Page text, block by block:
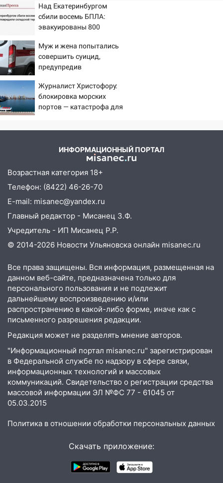
06.08.2026
Прогноз погоды на 7 августа в
Ульяновской области
20:04
Ульяновцев приглашают на забег,
посвящённый Дню воздушного флота
России
19:12
В Ульяновской области
руководителя частной компании
сотрудник
В Ульяновск едут звезды
17:08 Ульяновский областной суд
оставил в силе приговор руководству
«УльяновскФармации» за махинации на
3,2 млн рублей
16:09 Ветераны легкой атлетики из
Ульяновска успешно выступили на
16:02 В Ульяновской области убрали
более 28% площадей зерновых и
зернобобовых культур
15:51 Бросила кирпич в жену брата: в
Ульяновской области завели дело на
агрессивную женщину
15:47 На улице Радищева сбили
курьера: крупная авария в Ульяновске
15:15 Проводил до квартиры и ограбил:
новый кавалер женщины оказался
рецидивистом
14:26
В Ульяновске ограничат движение
67% ульяновцев готовы
передумать увольняться, если им
повысят зарплату
Над Екатеринбургом
сбили восемь БПЛА:
эвакуированы 800
Муж и жена попытались
совершить суицид,
предупредив
Журналист Христофору:
блокировка морских
портов — катастрофа для
ИНФОРМАЦИОННЫЙ ПОРТАЛ
Возрастная категория 18+
Телефон: (8422) 46-26-70
E-mail: misanec@yandex.ru
Главный редактор - Мисанец З.Ф.
Учредитель - ИП Мисанец Р.Р.
© 2014-2026 Новости Ульяновска онлайн misanec.ru
Все права защищены. Вся информация, размещенная на
данном веб-сайте, предназначена только для
персонального пользования и не подлежит
дальнейшему воспроизведению и/или
распространению в какой-либо форме, иначе как с
письменного разрешения редакции.
Редакция может не разделять мнение авторов.
"Информационный портал misanec.ru" зарегистрирован
в Федеральной службе по надзору в сфере связи,
информационных технологий и массовых
коммуникаций. Свидетельство о регистрации средства
массовой информации ЭЛ №ФС 77 - 61045 от
05.03.2015
Политика в отношении обработки персональных данных
Скачать приложение: